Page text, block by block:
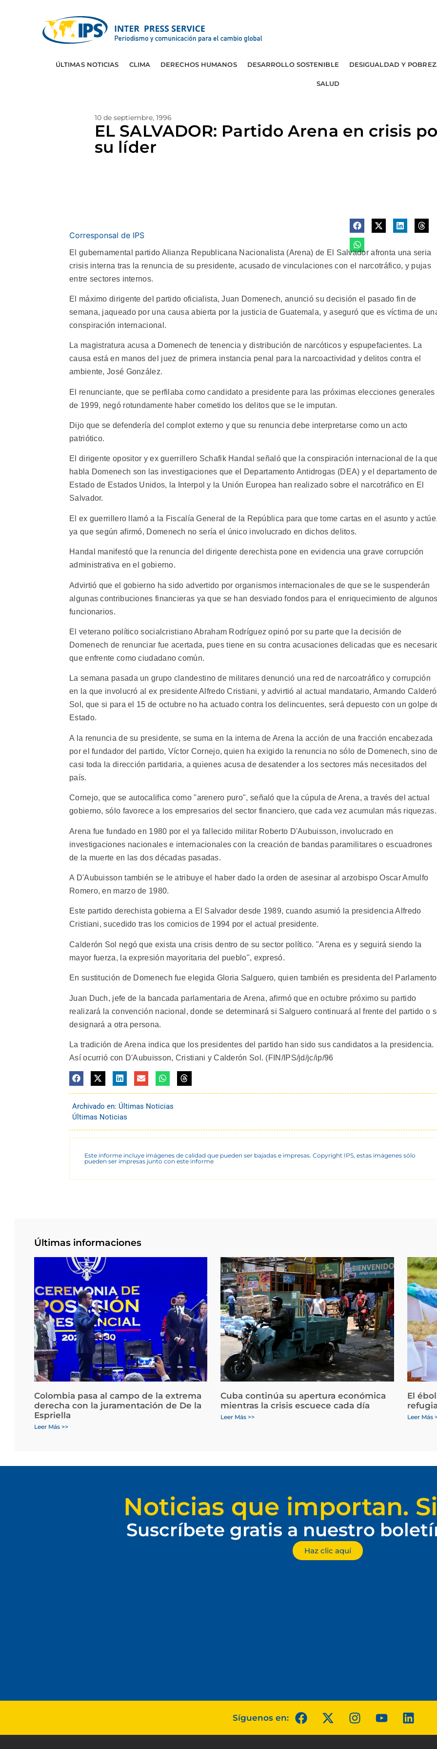
ÚLTIMAS NOTICIAS CLIMA DERECHOS HUMANOS DESARROLLO SOSTENIBLE DESIGUALDAD Y
SALUD
10 de septiembre, 1996
EL SALVADOR: Partido Arena en crisis
su líder
Corresponsal de IPS
El gubernamental partido Alianza Republicana Nacionalista (Arena) de El Salvador afronta una seria
crisis interna tras la renuncia de su presidente, acusado de vinculaciones con el narcotráfico, y pujas
entre sectores internos.
El máximo dirigente del partido oficialista, Juan Domenech, anunció su decisión el pasado fin de
semana, jaqueado por una causa abierta por la justicia de Guatemala, y aseguró que es víctima de
conspiración internacional.
La magistratura acusa a Domenech de tenencia y distribución de narcóticos y espupefacientes. La
causa está en manos del juez de primera instancia penal para la narcoactividad y delitos contra el
ambiente, José González.
El renunciante, que se perfilaba como candidato a presidente para las próximas elecciones generales
de 1999, negó rotundamente haber cometido los delitos que se le imputan.
Dijo que se defendería del complot externo y que su renuncia debe interpretarse como un acto
patriótico.
El dirigente opositor y ex guerrillero Schafik Handal señaló que la conspiración internacional de la
habla Domenech son las investigaciones que el Departamento Antidrogas (DEA) y el departamento de
Estado de Estados Unidos, la Interpol y la Unión Europea han realizado sobre el narcotráfico en El
Salvador.
El ex guerrillero llamó a la Fiscalía General de la República para que tome cartas en el asunto y
ya que según afirmó, Domenech no sería el único involucrado en dichos delitos.
Handal manifestó que la renuncia del dirigente derechista pone en evidencia una grave corrupción
administrativa en el gobierno.
Advirtió que el gobierno ha sido advertido por organismos internacionales de que se le suspenderán
algunas contribuciones financieras ya que se han desviado fondos para el enriquecimiento de
funcionarios.
El veterano político socialcristiano Abraham Rodríguez opinó por su parte que la decisión de
Domenech de renunciar fue acertada, pues tiene en su contra acusaciones delicadas que es
que enfrente como ciudadano común.
La semana pasada un grupo clandestino de militares denunció una red de narcoatráfico y corrupción
en la que involucró al ex presidente Alfredo Cristiani, y advirtió al actual mandatario, Armando
Sol, que si para el 15 de octubre no ha actuado contra los delincuentes, será depuesto con un golpe
Estado.
A la renuncia de su presidente, se suma en la interna de Arena la acción de una fracción encabezada
por el fundador del partido, Víctor Cornejo, quien ha exigido la renuncia no sólo de Domenech, sino
casi toda la dirección partidaria, a quienes acusa de desatender a los sectores más necesitados del
país.
Cornejo, que se autocalifica como "arenero puro", señaló que la cúpula de Arena, a través del actual
gobierno, sólo favorece a los empresarios del sector financiero, que cada vez acumulan más riquezas.
Arena fue fundado en 1980 por el ya fallecido militar Roberto D'Aubuisson, involucrado en
investigaciones nacionales e internacionales con la creación de bandas paramilitares o escuadrones
de la muerte en las dos décadas pasadas.
A D'Aubuisson también se le atribuye el haber dado la orden de asesinar al arzobispo Oscar Arnulfo
Romero, en marzo de 1980.
Este partido derechista gobierna a El Salvador desde 1989, cuando asumió la presidencia Alfredo
Cristiani, sucedido tras los comicios de 1994 por el actual presidente.
Calderón Sol negó que exista una crisis dentro de su sector político. "Arena es y seguirá siendo la
mayor fuerza, la expresión mayoritaria del pueblo", expresó.
En sustitución de Domenech fue elegida Gloria Salguero, quien también es presidenta del
Juan Duch, jefe de la bancada parlamentaria de Arena, afirmó que en octubre próximo su partido
realizará la convención nacional, donde se determinará si Salguero continuará al frente del partido o
designará a otra persona.
La tradición de Arena indica que los presidentes del partido han sido sus candidatos a la presidencia.
Así ocurrió con D'Aubuisson, Cristiani y Calderón Sol. (FIN/IPS/jd/jc/ip/96
Archivado en: Últimas Noticias
Últimas Noticias
Este informe incluye imágenes de calidad que pueden ser bajadas e impresas. Copyright IPS, estas imágenes sólo
pueden ser impresas junto con este informe
Últimas informaciones
Colombia pasa al campo de la extrema
derecha con la juramentación de De la
Espriella
Leer Más >>
Cuba continúa su apertura económica
mientras la crisis escuece cada día
Leer Más >>
El
Leer Más
Noticias que importan.
Suscríbete gratis a nuestro
Haz clic aquí
Síguenos en: